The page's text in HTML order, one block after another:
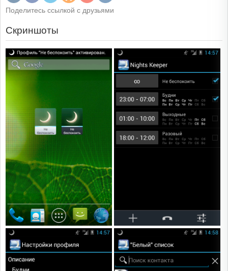
Поделитесь ссылкой с друзьями
Скриншоты